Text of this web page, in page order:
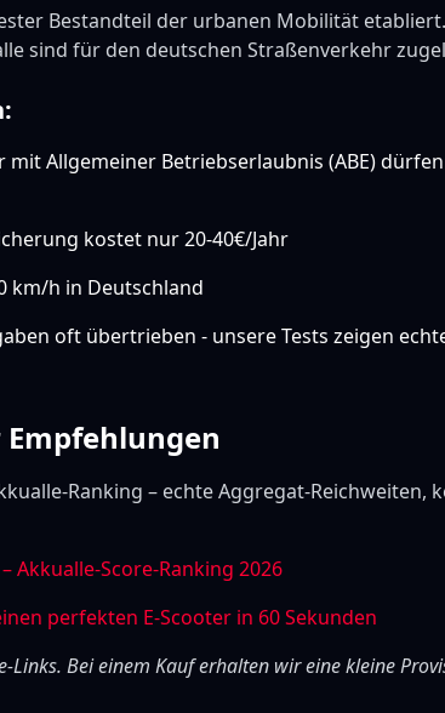
Bestandteil der urbanen Mobilität
sind für den deutschen Straßenverkehr
mit Allgemeiner Betriebserlaubnis (ABE)
kostet nur 20-40€/Jahr
km/h in Deutschland
oft übertrieben - unsere Tests zeigen
Empfehlungen
Ranking – echte Aggregat-Reichweiten,
– Akkualle-Score-Ranking 2026
perfekten E-Scooter in 60 Sekunden
Links. Bei einem Kauf erhalten wir eine kleine